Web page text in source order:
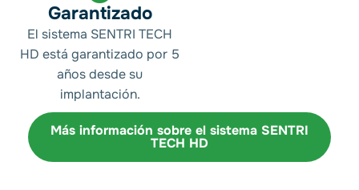
Garantizado
El sistema SENTRI TECH
HD está garantizado por 5
años desde su
implantación.
Más información sobre el sistema SENTRI
TECH HD